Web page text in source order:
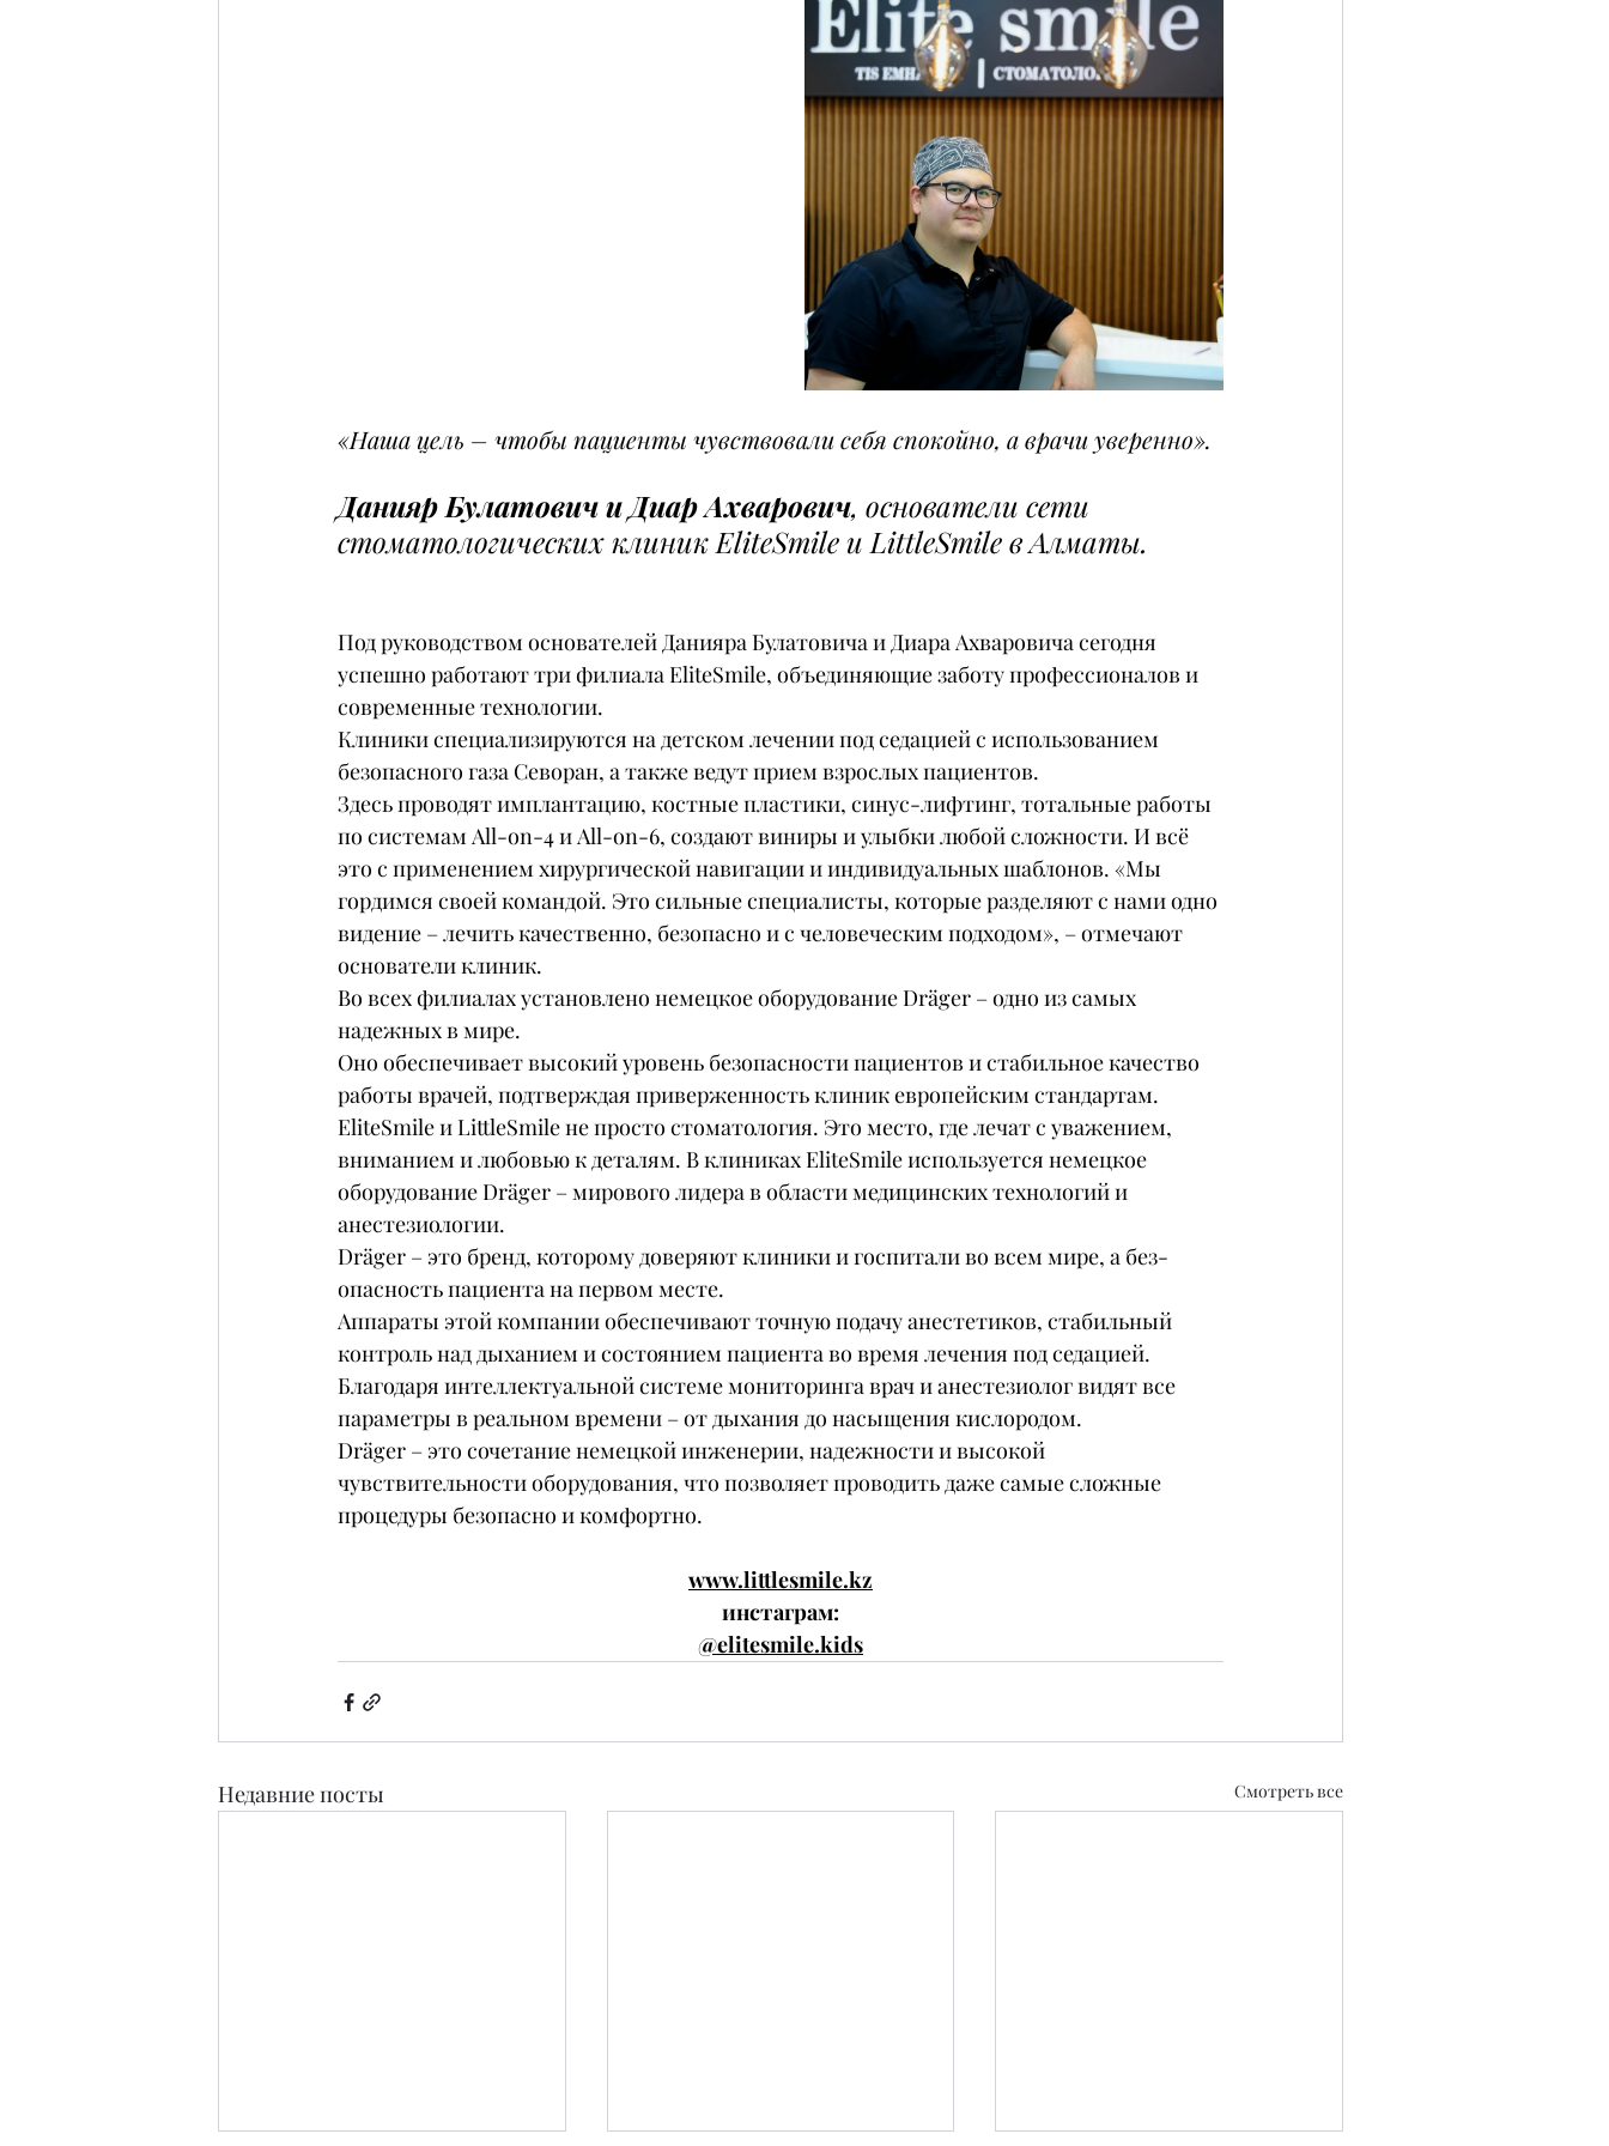
«Наша цель – чтобы пациенты чувствовали себя спокойно, а врачи уверенно».
Данияр Булатович и Диар Ахварович, основатели сети
стоматологических клиник EliteSmile и LittleSmile в Алматы.
Под руководством основателей Данияра Булатовича и Диара Ахваровича сегодня
успешно работают три филиала EliteSmile, объединяющие заботу профессионалов и
современные технологии.
Клиники специализируются на детском лечении под седацией с использованием
безопасного газа Севоран, а также ведут прием взрослых пациентов.
Здесь проводят имплантацию, костные пластики, синус-лифтинг, тотальные работы
по системам All-on-4 и All-on-6, создают виниры и улыбки любой сложности. И всё
это с применением хирургической навигации и индивидуальных шаблонов. «Мы
гордимся своей командой. Это сильные специалисты, которые разделяют с нами одно
видение – лечить качественно, безопасно и с человеческим подходом», – отмечают
основатели клиник.
Во всех филиалах установлено немецкое оборудование Dräger – одно из самых
надежных в мире.
Оно обеспечивает высокий уровень безопасности пациентов и стабильное качество
работы врачей, подтверждая приверженность клиник европейским стандартам.
EliteSmile и LittleSmile не просто стоматология. Это место, где лечат с уважением,
вниманием и любовью к деталям. В клиниках EliteSmile используется немецкое
оборудование Dräger – мирового лидера в области медицинских технологий и
анестезиологии.
Dräger – это бренд, которому доверяют клиники и госпитали во всем мире, а без-
опасность пациента на первом месте.
Аппараты этой компании обеспечивают точную подачу анестетиков, стабильный
контроль над дыханием и состоянием пациента во время лечения под седацией.
Благодаря интеллектуальной системе мониторинга врач и анестезиолог видят все
параметры в реальном времени – от дыхания до насыщения кислородом.
Dräger – это сочетание немецкой инженерии, надежности и высокой
чувствительности оборудования, что позволяет проводить даже самые сложные
процедуры безопасно и комфортно.
www.littlesmile.kz
инстаграм:
@elitesmile.kids
Недавние посты Смотреть все